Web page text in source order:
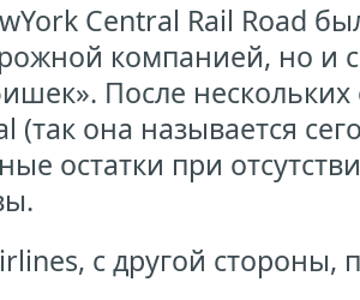
Central Rail Road
компанией, но и
После
(так она называется
остатки при
с другой стороны,